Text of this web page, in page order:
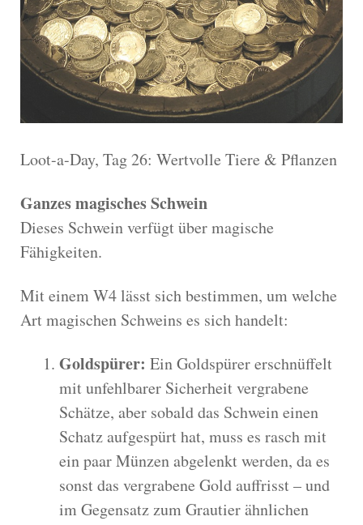
Loot-a-Day, Tag 26: Wertvolle Tiere & Pflanzen
Ganzes magisches Schwein
Dieses Schwein verfügt über magische
Fähigkeiten.
Mit einem W4 lässt sich bestimmen, um welche
Art magischen Schweins es sich handelt:
Goldspürer: Ein Goldspürer erschnüffelt
mit unfehlbarer Sicherheit vergrabene
Schätze, aber sobald das Schwein einen
Schatz aufgespürt hat, muss es rasch mit
ein paar Münzen abgelenkt werden, da es
sonst das vergrabene Gold auffrisst – und
im Gegensatz zum Grautier ähnlichen